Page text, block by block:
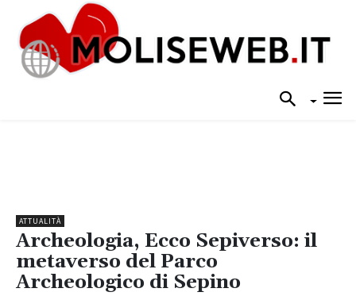
ATTUALITÀ
Archeologia, Ecco Sepiverso: il
metaverso del Parco
Archeologico di Sepino